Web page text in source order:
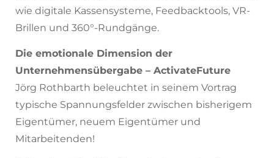
wie digitale Kassensysteme, Feedbacktools, VR-
Brillen und 360°-Rundgänge.
Die emotionale Dimension der
Unternehmensübergabe – ActivateFuture
Jörg Rothbarth beleuchtet in seinem Vortrag
typische Spannungsfelder zwischen bisherigem
Eigentümer, neuem Eigentümer und
Mitarbeitenden!